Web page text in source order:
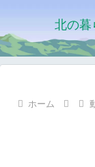
北の
ホーム